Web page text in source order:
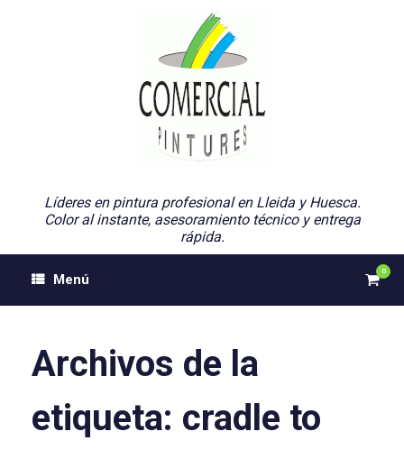
Líderes en pintura profesional en Lleida y Huesca.
Color al instante, asesoramiento técnico y entrega
rápida.
Menú
Ver
0
Archivos de la
etiqueta: cradle to